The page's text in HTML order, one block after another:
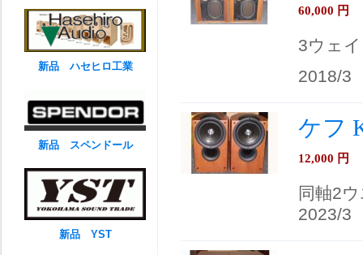
60,000 円
3ウェ
2018/3
ケフ
12,000 円
同軸2
2023/3
新品 ハセヒロ工業
新品 スペンドール
新品 YST